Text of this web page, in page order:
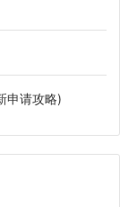
申请攻略)